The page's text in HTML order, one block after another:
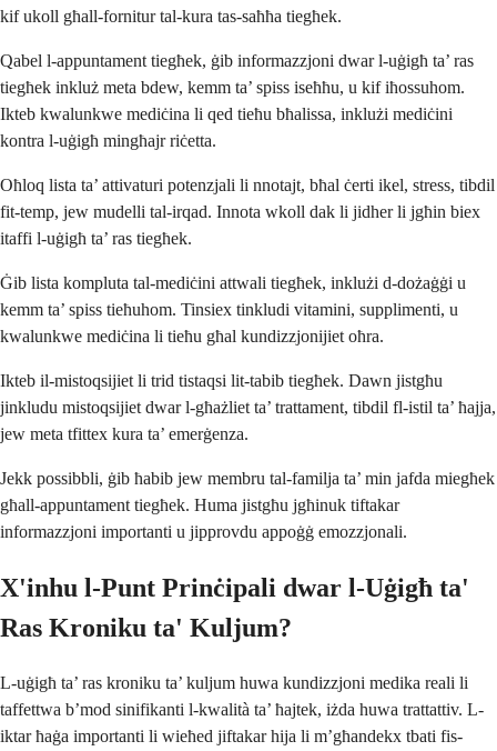
kif ukoll għall-fornitur tal-kura tas-saħħa tiegħek.
Qabel l-appuntament tiegħek, ġib informazzjoni dwar l-uġigħ ta’ ras
tiegħek inkluż meta bdew, kemm ta’ spiss iseħħu, u kif iħossuhom.
Ikteb kwalunkwe mediċina li qed tieħu bħalissa, inklużi mediċini
kontra l-uġigħ mingħajr riċetta.
Oħloq lista ta’ attivaturi potenzjali li nnotajt, bħal ċerti ikel, stress, tibdil
fit-temp, jew mudelli tal-irqad. Innota wkoll dak li jidher li jgħin biex
itaffi l-uġigħ ta’ ras tiegħek.
Ġib lista kompluta tal-mediċini attwali tiegħek, inklużi d-dożaġġi u
kemm ta’ spiss tieħuhom. Tinsiex tinkludi vitamini, supplimenti, u
kwalunkwe mediċina li tieħu għal kundizzjonijiet oħra.
Ikteb il-mistoqsijiet li trid tistaqsi lit-tabib tiegħek. Dawn jistgħu
jinkludu mistoqsijiet dwar l-għażliet ta’ trattament, tibdil fl-istil ta’ ħajja,
jew meta tfittex kura ta’ emerġenza.
Jekk possibbli, ġib ħabib jew membru tal-familja ta’ min jafda miegħek
għall-appuntament tiegħek. Huma jistgħu jgħinuk tiftakar
informazzjoni importanti u jipprovdu appoġġ emozzjonali.
X'inhu l-Punt Prinċipali dwar l-Uġigħ ta'
Ras Kroniku ta' Kuljum?
L-uġigħ ta’ ras kroniku ta’ kuljum huwa kundizzjoni medika reali li
taffettwa b’mod sinifikanti l-kwalità ta’ ħajtek, iżda huwa trattattiv. L-
iktar ħaġa importanti li wieħed jiftakar hija li m’għandekx tbati fis-